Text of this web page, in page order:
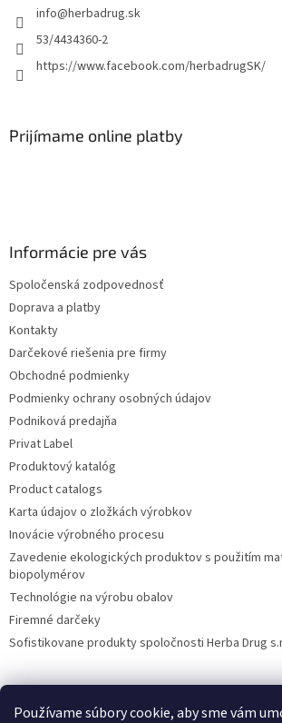
Používame súbory cookie, aby sme vám
info@herbadrug.sk
53/4434360-2
https://www.facebook.com/herbadrugSK/
Prijímame online platby
Informácie pre vás
Spoločenská zodpovednosť
Doprava a platby
Kontakty
Darčekové riešenia pre firmy
Obchodné podmienky
Podmienky ochrany osobných údajov
Podniková predajňa
Privat Label
Produktový katalóg
Product catalogs
Karta údajov o zložkách výrobkov
Inovácie výrobného procesu
Zavedenie ekologických produktov s použitím
biopolymérov
Technológie na výrobu obalov
Firemné darčeky
Sofistikovane produkty spoločnosti Herba Drug
DiXi Carpathia Herbarium